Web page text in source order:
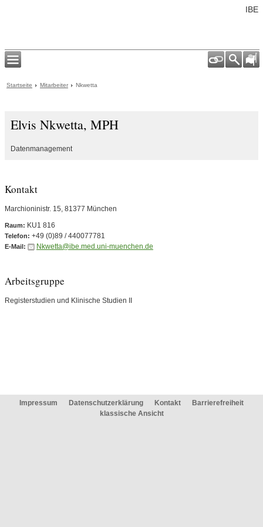
IBE
Startseite Mitarbeiter Nkwetta
Elvis Nkwetta, MPH
Datenmanagement
Kontakt
Marchioninistr. 15, 81377 München
Raum: KU1 816
Telefon: +49 (0)89 / 440077781
E-Mail: Nkwetta@ibe.med.uni-muenchen.de
Arbeitsgruppe
Registerstudien und Klinische Studien II
Impressum Datenschutzerklärung Kontakt
Barrierefreiheit
klassische Ansicht